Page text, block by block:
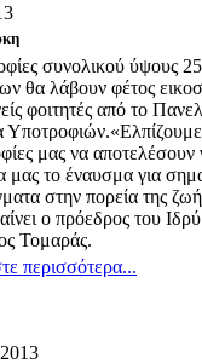
συνολικού ύψους
θα λάβουν φέτος
φοιτητές από το
Υποτροφιών.«Ελπίζουμε
μας να αποτελέσουν
μας το έναυσμα για
στην πορεία της
ο πρόεδρος του
Τομαράς.
περισσότερα...
2013